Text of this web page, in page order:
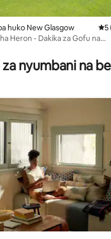
wa 4.75 kati ya 5, tathmini 36
huko New Glasgow
5
Heron - Dakika za Gofu na
nyumbani na